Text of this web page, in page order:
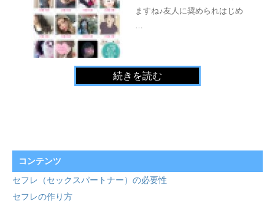
ますね♪友人に奨められはじめ
続きを読む
コンテンツ
セフレ（セックスパートナー）の必要性
セフレの作り方